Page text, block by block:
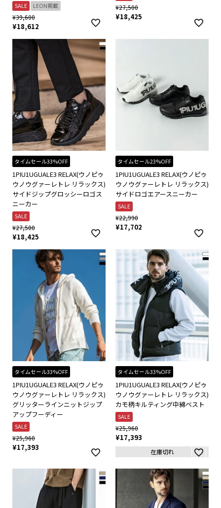
SALE LEON掲載
¥39,600
¥18,612
¥27,500
¥18,425
タイムセール33%OFF
1PIU1UGUALE3 RELAX(ウノピゥ
ウノウグァーレトレ リラックス)
サイドジップグロッシーロゴス
ニーカー
SALE
¥27,500
¥18,425
タイムセール23%OFF
1PIU1UGUALE3 RELAX(ウノピゥ
ウノウグァーレトレ リラックス)
サイドロゴエアースニーカー
SALE
¥22,990
¥17,702
タイムセール33%OFF
1PIU1UGUALE3 RELAX(ウノピゥ
ウノウグァーレトレ リラックス)
グリッターラインニットジップ
アップフーディー
SALE
¥25,960
¥17,393
タイムセール33%OFF
1PIU1UGUALE3 RELAX(ウノピゥ
ウノウグァーレトレ リラックス)
カモ柄キルティング中綿ベスト
SALE
¥25,960
¥17,393
在庫切れ